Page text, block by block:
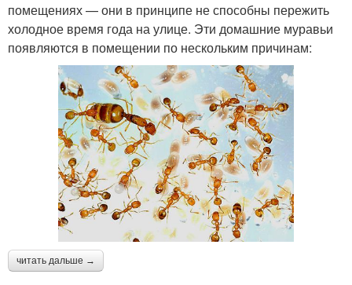
помещениях — они в принципе не способны пережить
холодное время года на улице. Эти домашние муравьи
появляются в помещении по нескольким причинам:
читать дальше →